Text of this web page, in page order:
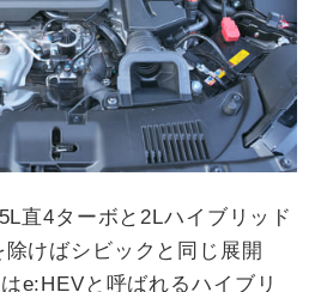
直4ターボと2Lハイブリッド
けばシビックと同じ展開
e:HEVと呼ばれるハイブリ